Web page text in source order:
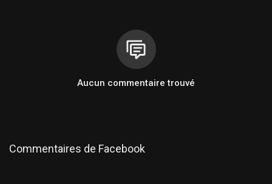
Aucun commentaire trouvé
Commentaires de Facebook